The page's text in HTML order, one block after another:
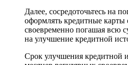
Далее, сосредоточьтесь на
оформлять кредитные
своевременно погашая всю
на улучшение кредитной
Срок улучшения кредитной